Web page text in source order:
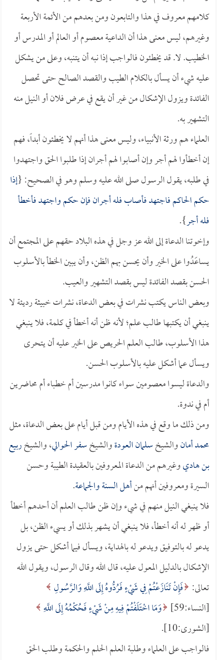
كلامهم معروف في هذا والتابعون ومن بعدهم من الأئمة الأربعة
وغيرهم، ليس معنى هذا أن الداعية معصوم أو العالم أو المدرس أو
الخطيب. لا. قد يخطئون فالواجب إذا نبه أن يتنبه، وعلى من يشكل
عليه شيء أن يسأل بالكلام الطيب والقصد الصالح حتى تحصل
الفائدة ويزول الإشكال من غير أن يقع في عرض فلان أو النيل منه
التشهير به.
العلماء هم ورثة الأنبياء، وليس معنى هذا أنهم لا يخطئون أبداً، فهم
إن أخطأوا لهم أجر وإن أصابوا لهم أجران إذا طلبوا الحق واجتهدوا
في طلبه، يقول الرسول صلى الله عليه وسلم وهو في الصحيح: {إذا
حكم الحاكم فاجتهد فأصاب فله أجران فإن حكم واجتهد فأخطأ
فله أجر}.
وإخوتنا الدعاة إلى الله عز وجل في هذه البلاد حقهم على المجتمع أن
يساعَدُوا على الخير وأن يحسن بهم الظن، وأن يبين الخطأ بالأسلوب
الحسن بقصد الفائدة ليس بقصد التشهير والعيب.
وبعض الناس يكتب نشرات في بعض الدعاة، نشرات خبيثة رديئة لا
ينبغي أن يكتبها طالب علم؛ لأنه ظن أنه أخطأ في كلمة، فلا ينبغي
هذا الأسلوب، طالب العلم الحريص على الخير عليه أن يتحرى
ويسأل عما أشكل عليه بالأسلوب الحسن.
والدعاة ليسوا معصومين سواء كانوا مدرسين أم خطباء أم محاضرين
أم في ندوة.
ومن ذلك ما وقع في هذه الأيام ومن قبل أيام على بعض الدعاة، مثل
محمد أمانوالشيخسلمان العودةوالشيخسفر الحوالي، والشيخربيع
بن هاديوغيرهم من الدعاة المعروفين بالعقيدة الطيبة وحسن
السيرة ومعروفين أنهم منأهل السنة والجماعة.
فلا ينبغي النيل منهم في شيء وإن ظن طالب العلم أن أحدهم أخطأ
أو ظهر له أنه أخطأ، فلا ينبغي أن يشهر بذلك أو يسيء الظن، بل
يدعو له بالتوفيق ويدعو له بالهداية، ويسأل فيما أشكل حتى يزول
الإشكال بالدليل المعول عليه، قال الله وقال الرسول، ويقول الله
تعالى: فَإِنْ تَنَازَعْتُمْ فِي شَيْءٍ فَرُدُّوهُ إِلَى اللَّهِ وَالرَّسُولِ
[النساء:59]
وَمَا اخْتَلَفْتُمْ فِيهِ مِنْ شَيْءٍ فَحُكْمُهُ إِلَى اللَّهِ
[الشورى:10].
فالواجب على العلماء وطلبة العلم الحلم والحكمة وطلب الحق